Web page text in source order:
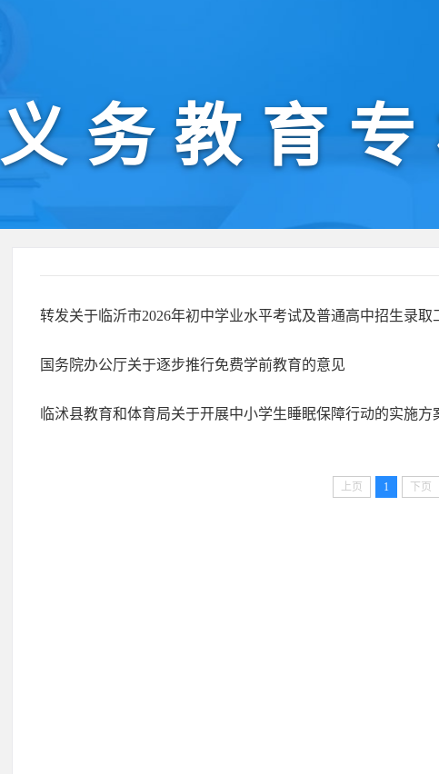
义务教育专
转发关于临沂市2026年初中学业水平考试及普通高中招生录取
国务院办公厅关于逐步推行免费学前教育的意见
临沭县教育和体育局关于开展中小学生睡眠保障行动的实施方
上页 1 下页